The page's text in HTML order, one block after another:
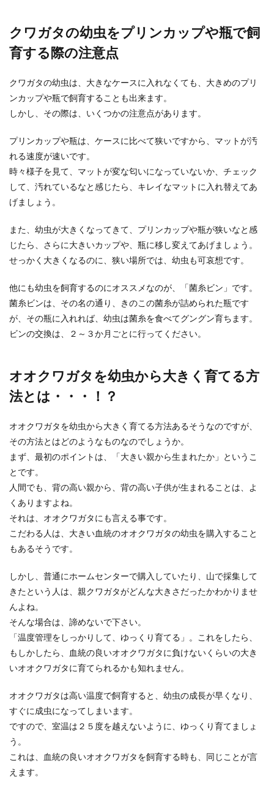
のコツやポイントとは
首都高の運転は怖い…。という人は多いのではな
われているの...
レイに落とす方法を教えます
読み終わって押入れや本棚に入れたままにしてい
た本を久しぶりに出してみると、「シミ」がつい
クワガタの幼虫をプリンカップや瓶で飼
育する際の注意点
クワガタの幼虫は、大きなケースに入れなくても、大きめのプリ
ンカップや瓶で飼育することも出来ます。
しかし、その際は、いくつかの注意点があります。
プリンカップや瓶は、ケースに比べて狭いですから、マットが汚
れる速度が速いです。
時々様子を見て、マットが変な匂いになっていないか、チェック
して、汚れているなと感じたら、キレイなマットに入れ替えてあ
げましょう。
また、幼虫が大きくなってきて、プリンカップや瓶が狭いなと感
じたら、さらに大きいカップや、瓶に移し変えてあげましょう。
せっかく大きくなるのに、狭い場所では、幼虫も可哀想です。
他にも幼虫を飼育するのにオススメなのが、「菌糸ビン」です。
菌糸ビンは、その名の通り、きのこの菌糸が詰められた瓶です
が、その瓶に入れれば、幼虫は菌糸を食べてグングン育ちます。
ビンの交換は、２～３か月ごとに行ってください。
オオクワガタを幼虫から大きく育てる方
法とは・・・！？
オオクワガタを幼虫から大きく育てる方法あるそうなのですが、
その方法とはどのようなものなのでしょうか。
まず、最初のポイントは、「大きい親から生まれたか」というこ
とです。
人間でも、背の高い親から、背の高い子供が生まれることは、よ
くありますよね。
それは、オオクワガタにも言える事です。
こだわる人は、大きい血統のオオクワガタの幼虫を購入すること
もあるそうです。
しかし、普通にホームセンターで購入していたり、山で採集して
きたという人は、親クワガタがどんな大きさだったかわかりませ
んよね。
そんな場合は、諦めないで下さい。
「温度管理をしっかりして、ゆっくり育てる」。これをしたら、
もしかしたら、血統の良いオオクワガタに負けないくらいの大き
いオオクワガタに育てられるかも知れません。
オオクワガタは高い温度で飼育すると、幼虫の成長が早くなり、
すぐに成虫になってしまいます。
ですので、室温は２５度を越えないように、ゆっくり育てましょ
う。
これは、血統の良いオオクワガタを飼育する時も、同じことが言
えます。